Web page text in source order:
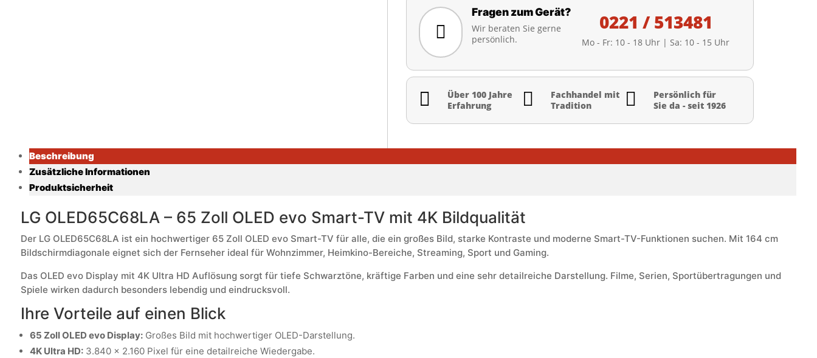

Fragen zum Gerät?
Wir beraten Sie gerne
persönlich.
0221 / 513481
Mo - Fr: 10 - 18 Uhr | Sa: 10 - 15 Uhr

Über 100 Jahre
Erfahrung

Fachhandel mit
Tradition

Persönlich für
Sie da - seit 1926
Beschreibung
Zusätzliche Informationen
Produktsicherheit
LG OLED65C68LA – 65 Zoll OLED evo Smart-TV mit 4K Bildqualität
Der LG OLED65C68LA ist ein hochwertiger 65 Zoll OLED evo Smart-TV für alle, die ein großes Bild, starke Kontraste und moderne Smart-TV-Funktionen suchen. Mit 164 cm
Bildschirmdiagonale eignet sich der Fernseher ideal für Wohnzimmer, Heimkino-Bereiche, Streaming, Sport und Gaming.
Das OLED evo Display mit 4K Ultra HD Auflösung sorgt für tiefe Schwarztöne, kräftige Farben und eine sehr detailreiche Darstellung. Filme, Serien, Sportübertragungen und
Spiele wirken dadurch besonders lebendig und eindrucksvoll.
Ihre Vorteile auf einen Blick
65 Zoll OLED evo Display:Großes Bild mit hochwertiger OLED-Darstellung.
4K Ultra HD:3.840 x 2.160 Pixel für eine detailreiche Wiedergabe.